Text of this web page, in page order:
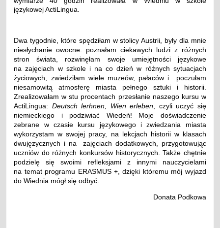
językowej ActiLingua.
Dwa tygodnie, które spędziłam w stolicy Austrii, były dla mnie
niesłychanie owocne: poznałam ciekawych ludzi z różnych
stron świata, rozwinęłam swoje umiejętności językowe
na zajęciach w szkole i na co dzień w różnych sytuacjach
życiowych, zwiedziłam wiele muzeów, pałaców i poczułam
niesamowitą atmosferę miasta pełnego sztuki i historii.
Zrealizowałam w stu procentach przesłanie naszego kursu w
ActiLingua: Deutsch lerhnen, Wien erleben, czyli uczyć się
niemieckiego i podziwiać Wiedeń! Moje doświadczenie
zebrane w czasie kursu językowego i zwiedzania miasta
wykorzystam w swojej pracy, na lekcjach historii w klasach
dwujęzycznych i na zajęciach dodatkowych, przygotowując
uczniów do różnych konkursów historycznych. Także chętnie
podzielę się swoimi refleksjami z innymi nauczycielami
na temat programu ERASMUS +, dzięki któremu mój wyjazd
do Wiednia mógł się odbyć.
Donata Podkowa